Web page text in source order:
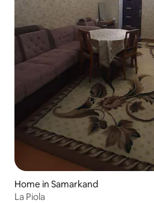
Home in Samarkand
La Piola